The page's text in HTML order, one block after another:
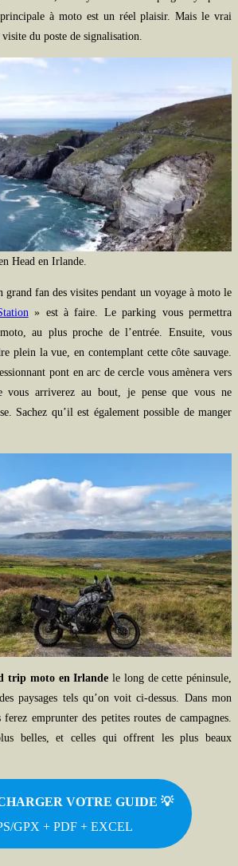
à moto est un réel plaisir. Mais le vrai
du poste de signalisation.
Head en Irlande.
grand fan des visites pendant un voyage à moto le
» est à faire. Le parking vous permettra
au plus proche de l’entrée. Ensuite, vous
plein la vue, en contemplant cette côte sauvage.
pont en arc de cercle vous amènera vers
vous arriverez au bout, je pense que vous ne
Sachez qu’il est également possible de manger
trip moto en Irlande le long de cette péninsule,
paysages tels qu’on voit ci-dessus. Dans mon
emprunter des petites routes de campagnes.
belles, et celles qui offrent les plus beaux
VOTRE GUIDE 💡
GPX + PDF + EXCEL